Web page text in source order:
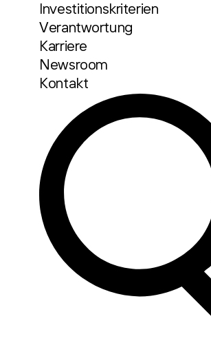
Investitionskriterien
Verantwortung
Karriere
Newsroom
Kontakt